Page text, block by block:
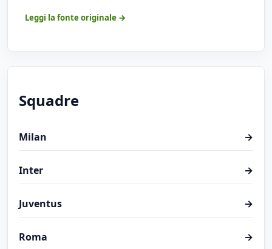
Leggi la fonte originale →
Squadre
Milan →
Inter →
Juventus →
Roma →